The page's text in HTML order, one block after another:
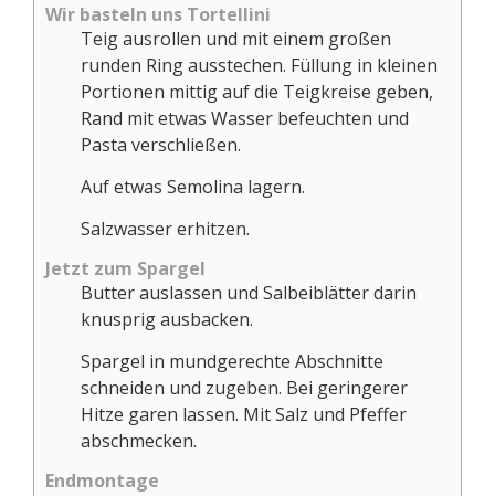
Wir basteln uns Tortellini
Teig ausrollen und mit einem großen
runden Ring ausstechen. Füllung in kleinen
Portionen mittig auf die Teigkreise geben,
Rand mit etwas Wasser befeuchten und
Pasta verschließen.
Auf etwas Semolina lagern.
Salzwasser erhitzen.
Jetzt zum Spargel
Butter auslassen und Salbeiblätter darin
knusprig ausbacken.
Spargel in mundgerechte Abschnitte
schneiden und zugeben. Bei geringerer
Hitze garen lassen. Mit Salz und Pfeffer
abschmecken.
Endmontage